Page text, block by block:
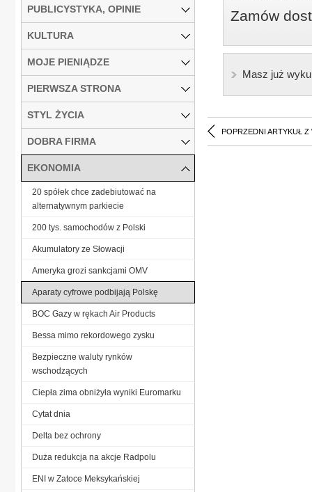
Zamów
Masz już
POPRZEDNI ARTYKUŁ Z
PUBLICYSTYKA, OPINIE
KULTURA
MOJE PIENIĄDZE
PIERWSZA STRONA
STYL ŻYCIA
DOBRA FIRMA
EKONOMIA
20 spółek chce zadebiutować na
alternatywnym parkiecie
200 tys. samochodów z Polski
Akumulatory ze Słowacji
Ameryka grozi sankcjami OMV
Aparaty cyfrowe podbijają Polskę
BOC Gazy w rękach Air Products
Bessa mimo rekordowego zysku
Bezpieczne waluty rynków
wschodzących
Ciepła zima obniżyła wyniki Euromarku
Cytat dnia
Delta bez ochrony
Duża redukcja na akcje Radpolu
ENI w Zatoce Meksykańskiej